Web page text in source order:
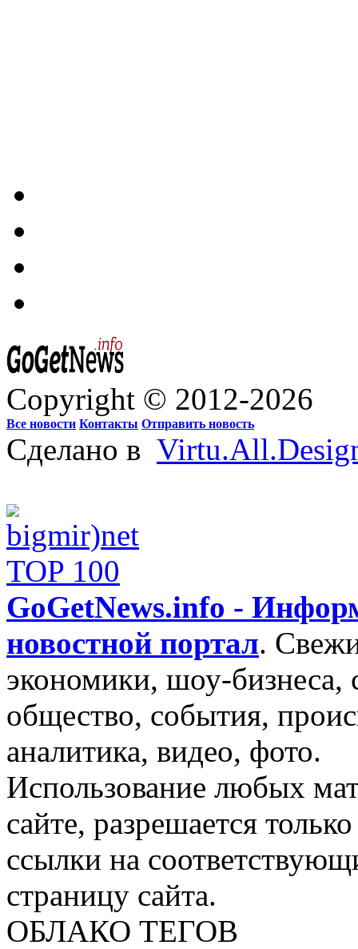
Copyright © 2012-2026
Все новости Контакты Отправить новость
Сделано в
GoGetNews.info -
новостной портал.
экономики, шоу-бизнеса,
общество, события,
аналитика, видео, фото.
Использование любых
сайте, разрешается
ссылки на
страницу сайта.
ОБЛАКО ТЕГОВ